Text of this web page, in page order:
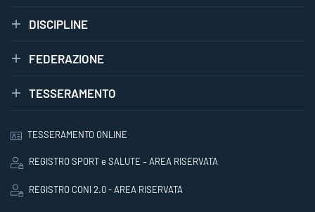
DISCIPLINE
FEDERAZIONE
TESSERAMENTO
TESSERAMENTO ONLINE
REGISTRO SPORT e SALUTE – AREA RISERVATA
REGISTRO CONI 2.0 - AREA RISERVATA